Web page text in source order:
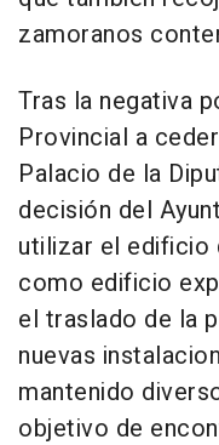
zamoranos
Tras la negativa
Provincial a
Palacio de la
decisión del
utilizar el edificio
como edificio
el traslado de la
nuevas
mantenido
objetivo de